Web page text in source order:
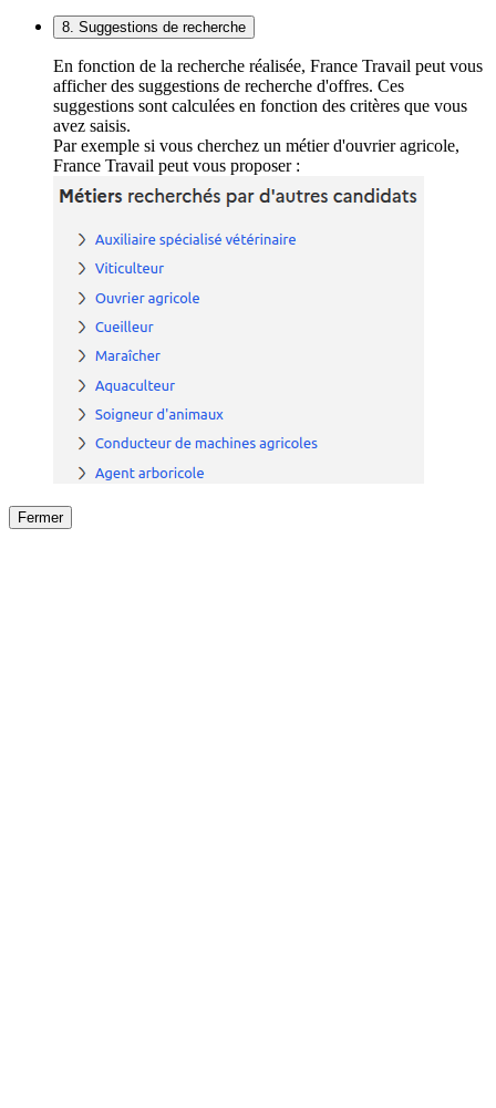
8. Suggestions de recherche
En fonction de la recherche réalisée, France Travail peut vous
afficher des suggestions de recherche d'offres. Ces
suggestions sont calculées en fonction des critères que vous
avez saisis.
Par exemple si vous cherchez un métier d'ouvrier agricole,
France Travail peut vous proposer :
Fermer